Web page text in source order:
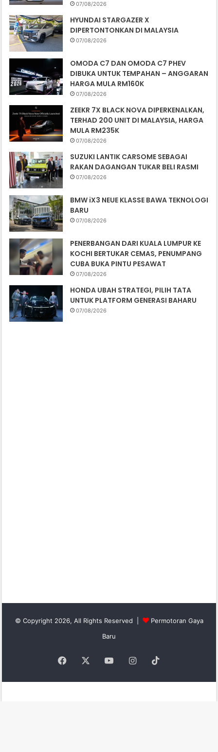
07/08/2026
HYUNDAI STARGAZER X
DIPERTONTONKAN DI MALAYSIA
07/08/2026
OMODA C7 DAN OMODA C7 PHEV
DIBUKA UNTUK TEMPAHAN – ANGGARAN
HARGA MULA RM160K
07/08/2026
ZEEKR 7X BLACK NOVA DIPERKENALKAN,
TERHAD 200 UNIT DI MALAYSIA, HARGA
MULA RM235K
07/08/2026
SUZUKI LANTIK CARSOME SEBAGAI
RAKAN DAGANGAN TUKAR BELI RASMI
07/08/2026
BMW iX3 NEUE KLASSE BAWA TEKNOLOGI
BARU
07/08/2026
PENERBANGAN DARI KUALA LUMPUR KE
KOCHI BERTUKAR CEMAS, PENUMPANG
CUBA BUKA PINTU PESAWAT
07/08/2026
HONDA UBAH STRATEGI, PILIH TATA
UNTUK PLATFORM GENERASI BAHARU
07/08/2026
© Copyright 2026, All Rights Reserved |
Permotoran Gaya
Baru
Facebook YouTubeInstagram